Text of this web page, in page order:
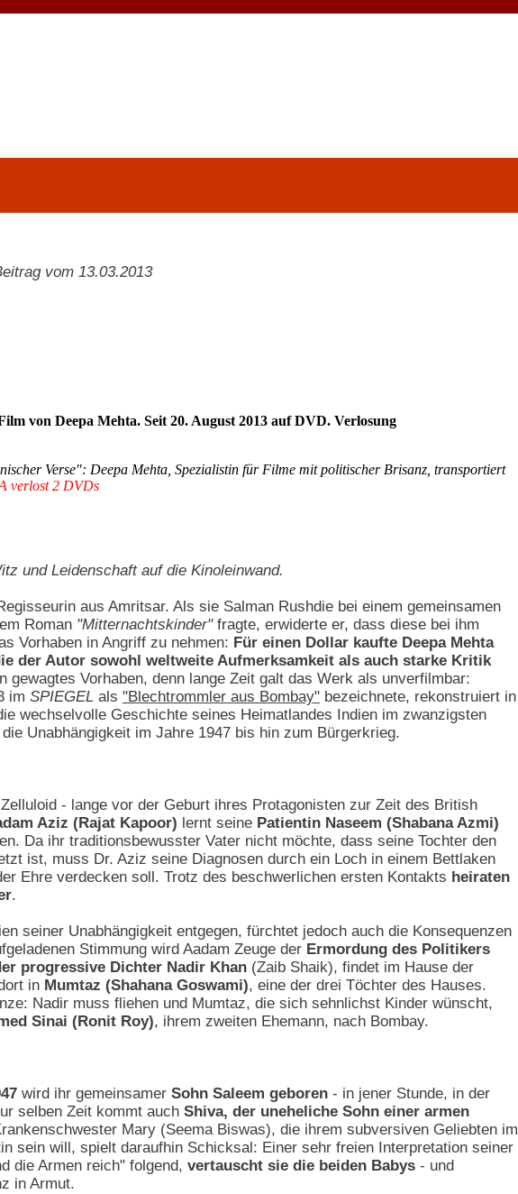
vom 13.03.2013
von Deepa Mehta. Seit 20. August 2013 auf DVD. Verlosung
Verse": Deepa Mehta, Spezialistin für Filme mit politischer Brisanz, transportiert
verlost 2 DVDs
und Leidenschaft auf die Kinoleinwand.
aus Amritsar. Als sie Salman Rushdie bei einem gemeinsamen
Roman "Mitternachtskinder"fragte, erwiderte er, dass diese bei ihm
Vorhaben in Angriff zu nehmen: Für einen Dollar kaufte Deepa Mehta
der Autor sowohl weltweite Aufmerksamkeit als auch starke Kritik
gewagtes Vorhaben, denn lange Zeit galt das Werk als unverfilmbar:
im SPIEGEL als "Blechtrommler aus Bombay" bezeichnete, rekonstruiert in
wechselvolle Geschichte seines Heimatlandes Indien im zwanzigsten
Unabhängigkeit im Jahre 1947 bis hin zum Bürgerkrieg.
- lange vor der Geburt ihres Protagonisten zur Zeit des British
Aziz (Rajat Kapoor) lernt seine Patientin Naseem (Shabana Azmi)
Da ihr traditionsbewusster Vater nicht möchte, dass seine Tochter den
ist, muss Dr. Aziz seine Diagnosen durch ein Loch in einem Bettlaken
Ehre verdecken soll. Trotz des beschwerlichen ersten Kontakts heiraten
.
seiner Unabhängigkeit entgegen, fürchtet jedoch auch die Konsequenzen
Stimmung wird Aadam Zeuge der Ermordung des Politikers
progressive Dichter Nadir Khan (Zaib Shaik), findet im Hause der
in Mumtaz (Shahana Goswami), eine der drei Töchter des Hauses.
Nadir muss fliehen und Mumtaz, die sich sehnlichst Kinder wünscht,
Sinai (Ronit Roy), ihrem zweiten Ehemann, nach Bombay.
wird ihr gemeinsamer Sohn Saleem geboren - in jener Stunde, in der
selben Zeit kommt auch Shiva, der uneheliche Sohn einer armen
Mary (Seema Biswas), die ihrem subversiven Geliebten im
sein will, spielt daraufhin Schicksal: Einer sehr freien Interpretation seiner
die Armen reich" folgend, vertauscht sie die beiden Babys - und
in Armut.